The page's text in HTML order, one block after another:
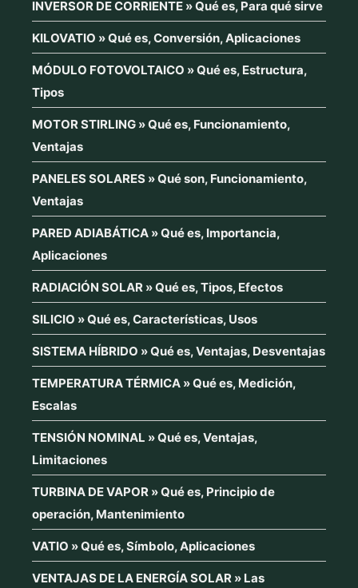
INVERSOR DE CORRIENTE » Qué es, Para qué sirve
KILOVATIO » Qué es, Conversión, Aplicaciones
MÓDULO FOTOVOLTAICO » Qué es, Estructura,
Tipos
MOTOR STIRLING » Qué es, Funcionamiento,
Ventajas
PANELES SOLARES » Qué son, Funcionamiento,
Ventajas
PARED ADIABÁTICA » Qué es, Importancia,
Aplicaciones
RADIACIÓN SOLAR » Qué es, Tipos, Efectos
SILICIO » Qué es, Características, Usos
SISTEMA HÍBRIDO » Qué es, Ventajas, Desventajas
TEMPERATURA TÉRMICA » Qué es, Medición,
Escalas
TENSIÓN NOMINAL » Qué es, Ventajas,
Limitaciones
TURBINA DE VAPOR » Qué es, Principio de
operación, Mantenimiento
VATIO » Qué es, Símbolo, Aplicaciones
VENTAJAS DE LA ENERGÍA SOLAR » Las